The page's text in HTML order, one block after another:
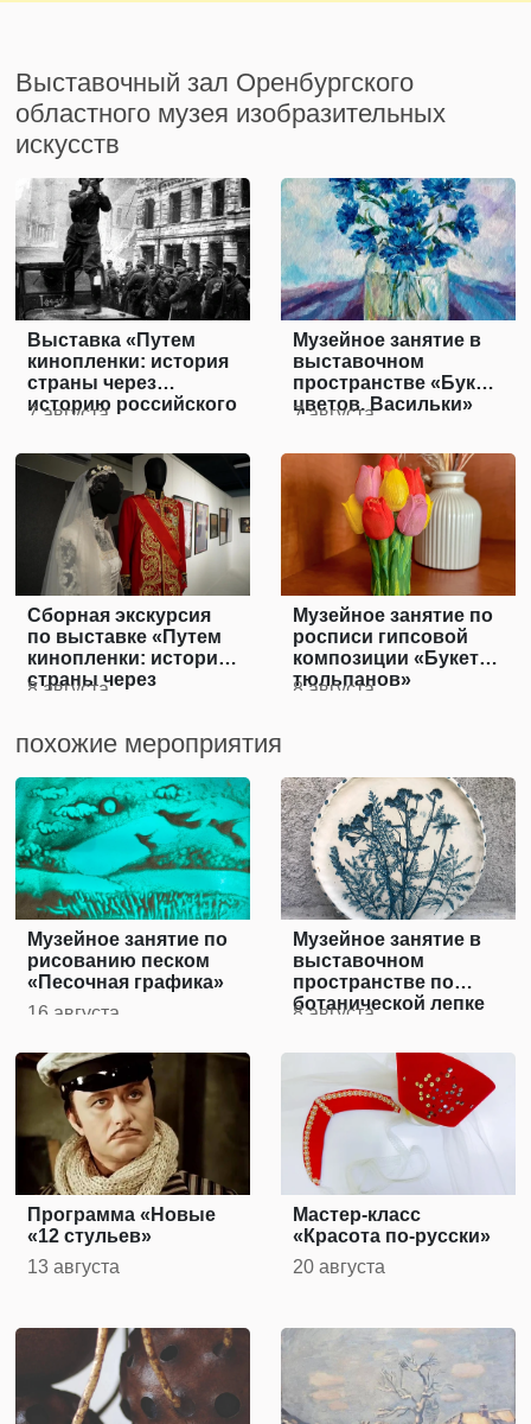
Выставочный зал Оренбургского
областного музея изобразительных
искусств
Выставка «Путем
кинопленки: история
страны через
историю российского
7 августа
Музейное занятие в
выставочном
пространстве «Букет
цветов. Васильки»
7 августа
Сборная экскурсия
по выставке «Путем
кинопленки: история
страны через
8 августа
Музейное занятие по
росписи гипсовой
композиции «Букет
тюльпанов»
8 августа
похожие мероприятия
Музейное занятие по
рисованию песком
«Песочная графика»
16 августа
Музейное занятие в
выставочном
пространстве по
ботанической лепке
8 августа
Программа «Новые
«12 стульев»
13 августа
Мастер-класс
«Красота по-русски»
20 августа